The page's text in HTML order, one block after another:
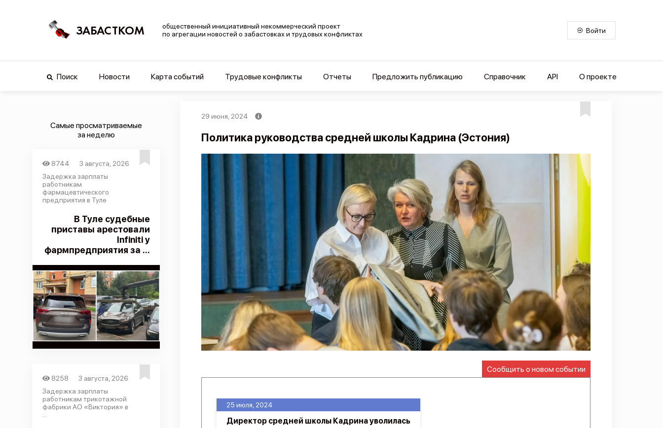
ЗАБАСТКОМ
общественный инициативный некоммерческий проект
по агрегации новостей о забастовках и трудовых конфликтах
Войти
Поиск Новости Карта событий Трудовые конфликты Отчеты Предложить публикацию Справочник API О проекте
Самые просматриваемые
за неделю
8744
3 августа, 2026
Задержка зарплаты
работникам
фармацевтического
предприятия в Туле
В Туле судебные
приставы арестовали
Infiniti у
фармпредприятия за ...
8258
3 августа, 2026
Задержка зарплаты
работникам трикотажной
фабрики АО «Виктория» в
29 июня, 2024
Политика руководства средней школы Кадрина (Эстония)
Сообщить о новом событии
25 июля, 2024
Директор средней школы Кадрина уволилась